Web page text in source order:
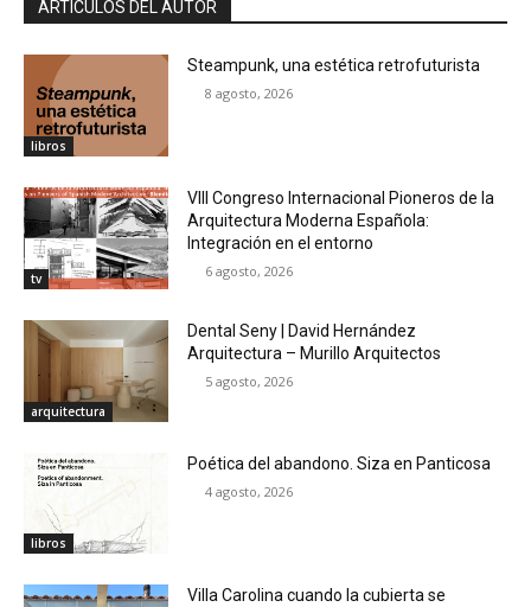
ARTÍCULOS DEL AUTOR
libros
Steampunk, una estética retrofuturista
8 agosto, 2026
tv
VIII Congreso Internacional Pioneros de la
Arquitectura Moderna Española:
Integración en el entorno
6 agosto, 2026
arquitectura
Dental Seny | David Hernández
Arquitectura – Murillo Arquitectos
5 agosto, 2026
libros
Poética del abandono. Siza en Panticosa
4 agosto, 2026
Villa Carolina cuando la cubierta se